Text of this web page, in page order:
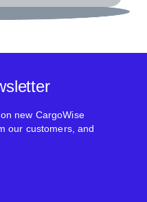
new CargoWise
our customers, and